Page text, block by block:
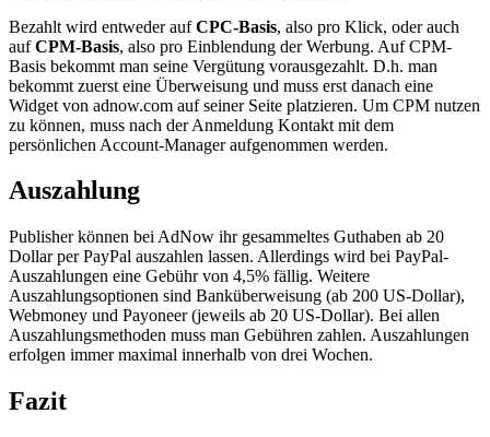
Bezahlt wird entweder aufCPC-Basis, also pro Klick, oder auch
aufCPM-Basis, also pro Einblendung der Werbung. Auf CPM-
Basis bekommt man seine Vergütung vorausgezahlt. D.h. man
bekommt zuerst eine Überweisung und muss erst danach eine
Widget von adnow.com auf seiner Seite platzieren. Um CPM nutzen
zu können, muss nach der Anmeldung Kontakt mit dem
persönlichen Account-Manager aufgenommen werden.
Auszahlung
Publisher können bei AdNow ihr gesammeltes Guthaben ab 20
Dollar per PayPal auszahlen lassen. Allerdings wird bei PayPal-
Auszahlungen eine Gebühr von 4,5% fällig. Weitere
Auszahlungsoptionen sind Banküberweisung (ab 200 US-Dollar),
Webmoney und Payoneer (jeweils ab 20 US-Dollar). Bei allen
Auszahlungsmethoden muss man Gebühren zahlen. Auszahlungen
erfolgen immer maximal innerhalb von drei Wochen.
Fazit